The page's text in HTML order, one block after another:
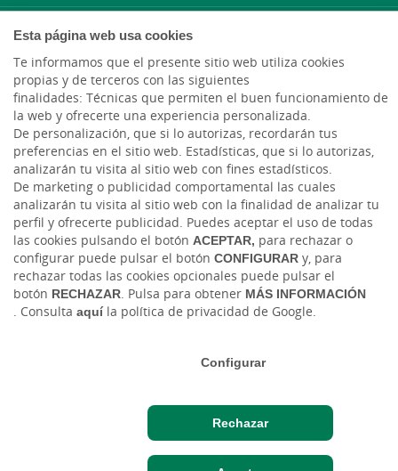
Esta página web usa cookies
Te informamos que el presente sitio web utiliza cookies
propias y de terceros con las siguientes
finalidades: Técnicas que permiten el buen funcionamiento de
la web y ofrecerte una experiencia personalizada.
De personalización, que si lo autorizas, recordarán tus
preferencias en el sitio web. Estadísticas, que si lo autorizas,
analizarán tu visita al sitio web con fines estadísticos.
De marketing o publicidad comportamental las cuales
analizarán tu visita al sitio web con la finalidad de analizar tu
perfil y ofrecerte publicidad. Puedes aceptar el uso de todas
las cookies pulsando el botón ACEPTAR, para rechazar o
configurar puede pulsar el botón CONFIGURAR y, para
rechazar todas las cookies opcionales puede pulsar el
botón RECHAZAR. Pulsa para obtener MÁS INFORMACIÓN
. Consulta aquíla política de privacidad de Google.
Configurar
Rechazar
Tablón de anuncios Tipos de cambio Aviso legal
Política de cookies
Protección de datos
Ciberseguridad
Ⓒ Ruralvía, Caja Rural, 2026. Todos los derechos reservados